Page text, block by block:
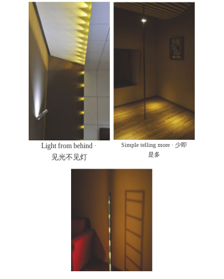
Simple telling more · 少即
是多
Light from behind ·
见光不见灯